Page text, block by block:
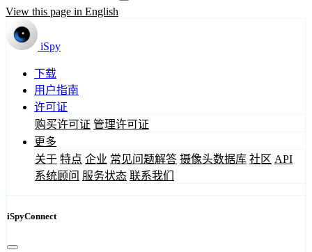
View this page in English
iSpy
下载
用户指南
许可证
购买许可证 管理许可证
更多
关于 特点 企业 常见问题解答 摄像头数据库 社区 API
系统顾问 服务状态 联系我们
iSpyConnect